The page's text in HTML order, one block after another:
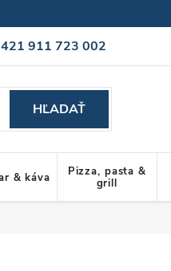
911 723 002
Cookies policy
HĽADAŤ
& káva
Pizza, pasta &
grill